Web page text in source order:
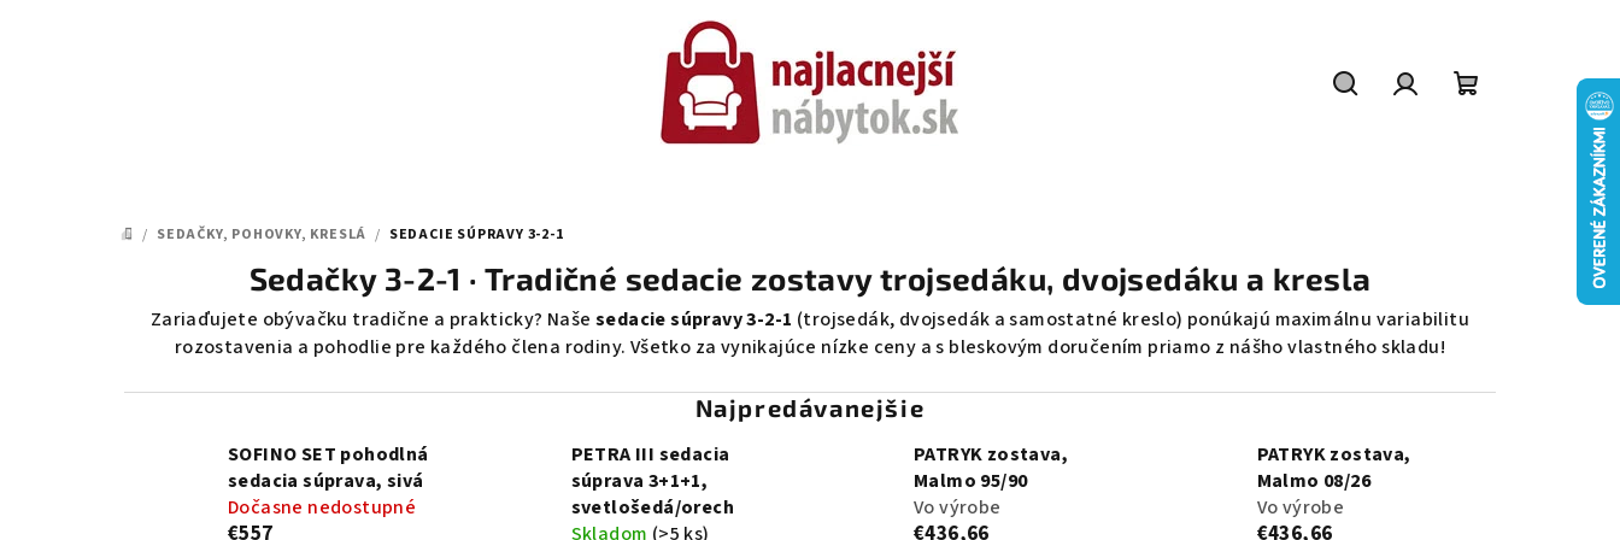
DOMOV
/ SEDAČKY, POHOVKY, KRESLÁ / SEDACIE SÚPRAVY 3-2-1
Sedačky 3-2-1 · Tradičné sedacie zostavy trojsedáku, dvojsedáku a kresla
Zariaďujete obývačku tradične a prakticky? Našesedacie súpravy 3-2-1 (trojsedák, dvojsedák a samostatné kreslo) ponúkajú maximálnu variabilitu
rozostavenia a pohodlie pre každého člena rodiny. Všetko za vynikajúce nízke ceny a s bleskovým doručením priamo z nášho vlastného skladu!
Najpredávanejšie
SOFINO SET pohodlná
sedacia súprava, sivá
Dočasne nedostupné
€557
PETRA III sedacia
súprava 3+1+1,
svetlošedá/orech
Skladom (>5 ks)
PATRYK zostava,
Malmo 95/90
Vo výrobe
€436,66
PATRYK zostava,
Malmo 08/26
Vo výrobe
€436,66